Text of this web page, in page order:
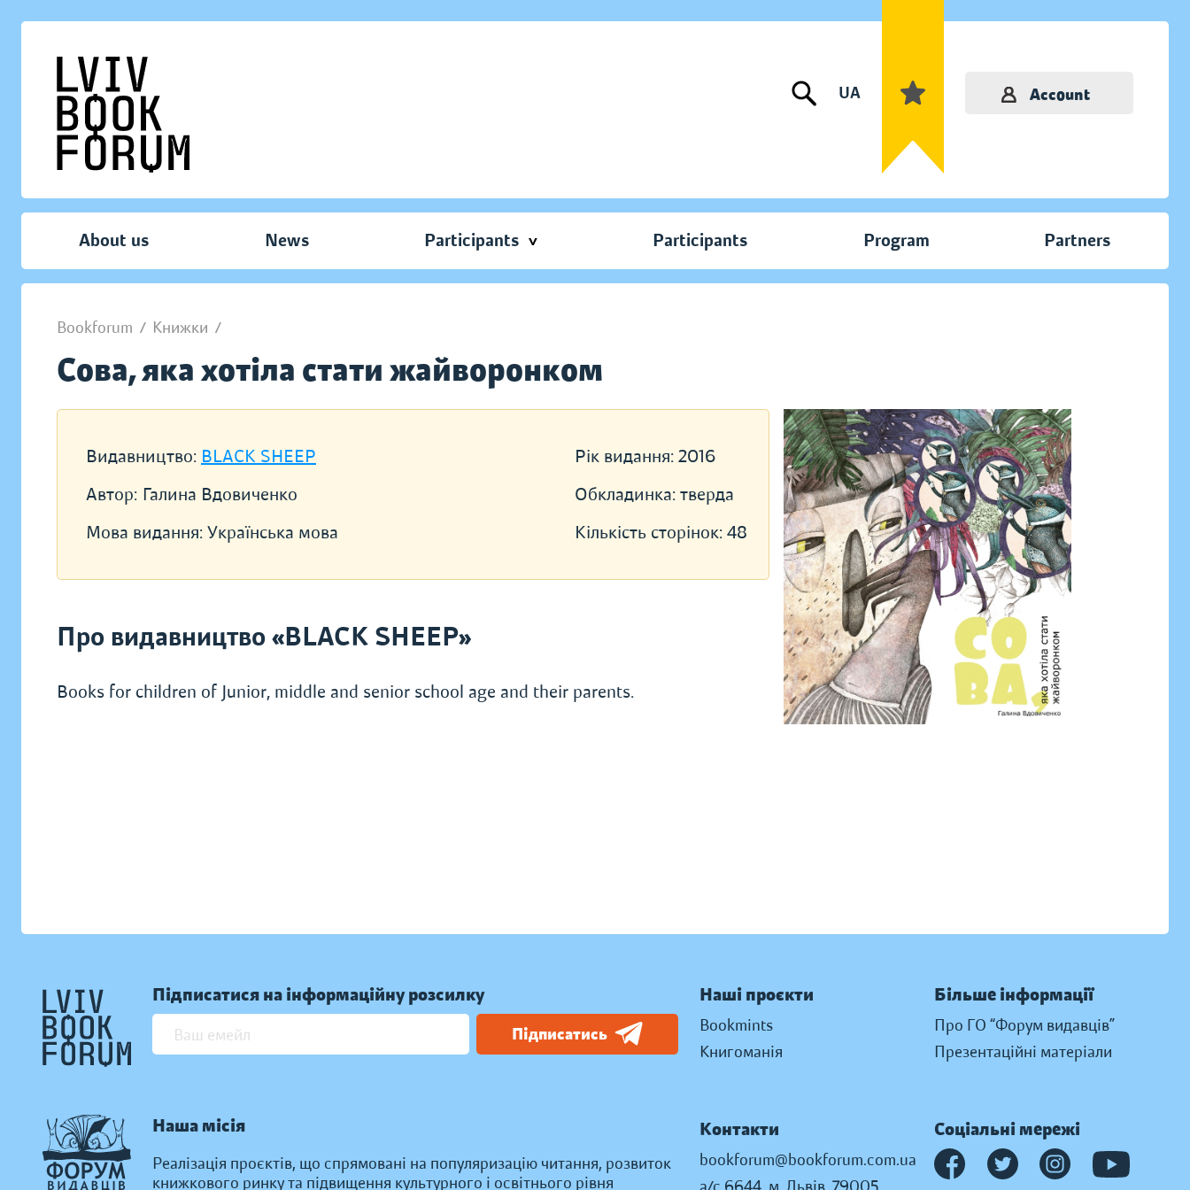
UA Account
About us News Participants Participants Program Partners
Bookforum / Книжки /
Сова, яка хотіла стати жайворонком
Видавництво: BLACK SHEEP
Автор: Галина Вдовиченко
Мова видання: Українська мова
Рік видання: 2016
Обкладинка: тверда
Кількість сторінок: 48
Про видавництво «BLACK SHEEP»
Books for children of Junior, middle and senior school age and their parents.
Підписатися на інформаційну розсилку
Підписатись
Наша місія
Реалізація проєктів, що спрямовані на популяризацію читання, розвиток
книжкового ринку та підвищення культурного і освітнього рівня
Наші проєкти
Bookmints
Книгоманія
Більше інформації
Про ГО “Форум видавців”
Презентаційні матеріали
Контакти
bookforum@bookforum.com.ua
Соціальні мережі